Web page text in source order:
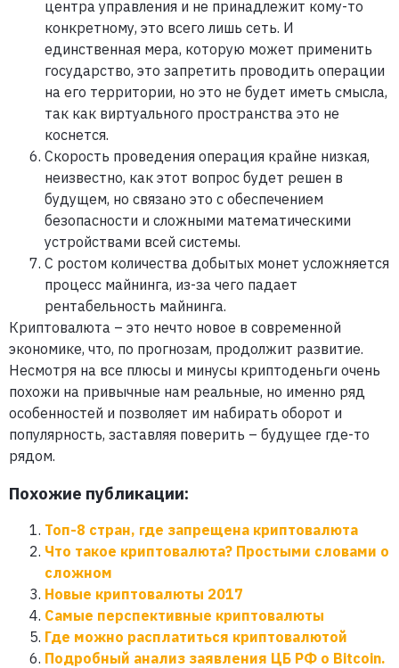
центра управления и не принадлежит кому-то
конкретному, это всего лишь сеть. И
единственная мера, которую может применить
государство, это запретить проводить операции
на его территории, но это не будет иметь смысла,
так как виртуального пространства это не
коснется.
Скорость проведения операция крайне низкая,
неизвестно, как этот вопрос будет решен в
будущем, но связано это с обеспечением
безопасности и сложными математическими
устройствами всей системы.
С ростом количества добытых монет усложняется
процесс майнинга, из-за чего падает
рентабельность майнинга.
Криптовалюта – это нечто новое в современной
экономике, что, по прогнозам, продолжит развитие.
Несмотря на все плюсы и минусы криптоденьги очень
похожи на привычные нам реальные, но именно ряд
особенностей и позволяет им набирать оборот и
популярность, заставляя поверить – будущее где-то
рядом.
Похожие публикации:
Топ-8 стран, где запрещена криптовалюта
Что такое криптовалюта? Простыми словами о
сложном
Новые криптовалюты 2017
Самые перспективные криптовалюты
Где можно расплатиться криптовалютой
Подробный анализ заявления ЦБ РФ о Bitcoin.